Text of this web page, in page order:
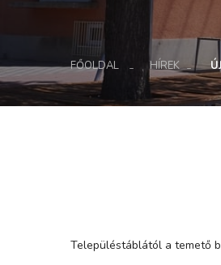
FŐOLDAL HÍREK
Településtáblától a temető